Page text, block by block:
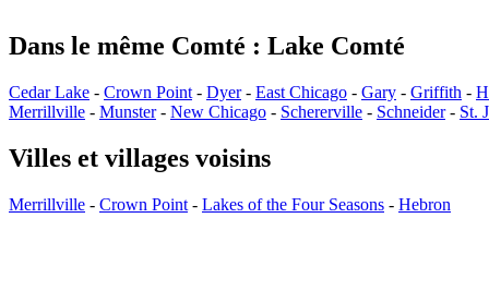
Dans le même Comté : Lake Comté
Cedar Lake - Crown Point - Dyer- East Chicago - Gary - Griffith -
Merrillville - Munster- New Chicago - Schererville - Schneider- St.
Villes et villages voisins
Merrillville - Crown Point - Lakes of the Four Seasons - Hebron